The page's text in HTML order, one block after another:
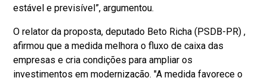
estável e previsível”, argumentou.
O relator da proposta, deputado Beto Richa (PSDB-PR) ,
afirmou que a medida melhora o fluxo de caixa das
empresas e cria condições para ampliar os
investimentos em modernização. "A medida favorece o